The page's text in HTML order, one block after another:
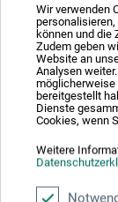
Wir verwenden
können und die
Zudem geben
Website an
Analysen
möglicherweise
bereitgestellt
Dienste
Cookies, wenn
Weitere
78532
info@bayha-